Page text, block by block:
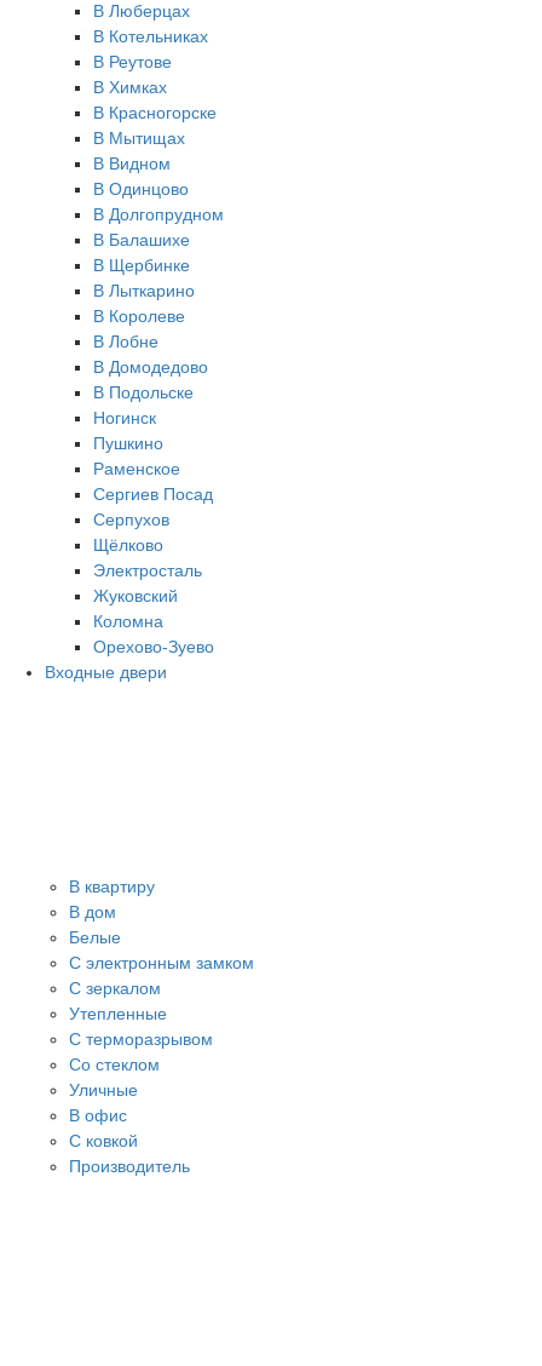
В Люберцах
В Котельниках
В Реутове
В Химках
В Красногорске
В Мытищах
В Видном
В Одинцово
В Долгопрудном
В Балашихе
В Щербинке
В Лыткарино
В Королеве
В Лобне
В Домодедово
В Подольске
Ногинск
Пушкино
Раменское
Сергиев Посад
Серпухов
Щёлково
Электросталь
Жуковский
Коломна
Орехово-Зуево
Входные двери
В квартиру
В дом
Белые
С электронным замком
С зеркалом
Утепленные
С терморазрывом
Со стеклом
Уличные
В офис
С ковкой
Производитель